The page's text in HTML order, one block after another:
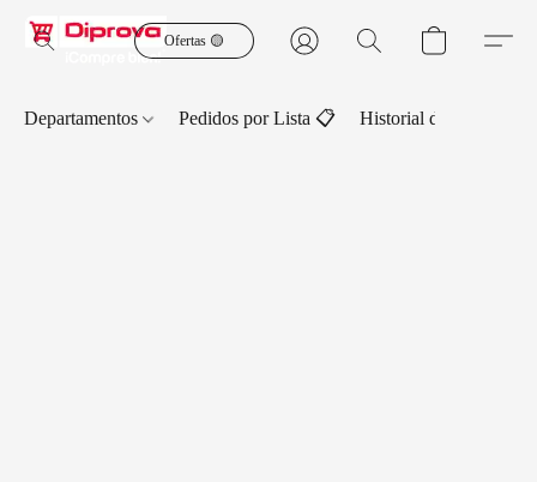
Ofertas 🟡
Departamentos Pedidos por Lista 📋 Historial de Pedidos